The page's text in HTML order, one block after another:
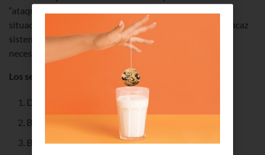
“ataques de denegación de servicio” (DDoS). Ante esta
situación de vulnerabilidad, Euskaltel proporciona un eficaz
sistema de seguridad en la nube, por lo que el cliente no
necesita invertir en infraestructura.
Los servicios constan de:
Detección y análisis global de amenazas DDoS.
Bloqueo de host mailings conocidos.
Blindaje de servicios DNS contra Bornets.